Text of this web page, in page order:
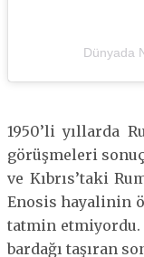
Dünyada
1950’li yıllarda
görüşmeleri sonuç
ve Kıbrıs’taki
Enosis hayalinin
tatmin etmiyordu.
bardağı taşıran